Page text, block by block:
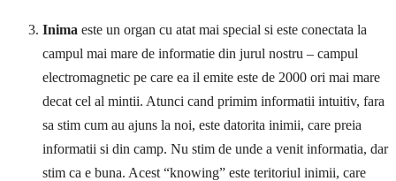
Inima este un organ cu atat mai special si este conectata la
campul mai mare de informatie din jurul nostru – campul
electromagnetic pe care ea il emite este de 2000 ori mai mare
decat cel al mintii. Atunci cand primim informatii intuitiv, fara
sa stim cum au ajuns la noi, este datorita inimii, care preia
informatii si din camp. Nu stim de unde a venit informatia, dar
stim ca e buna. Acest “knowing” este teritoriul inimii, care